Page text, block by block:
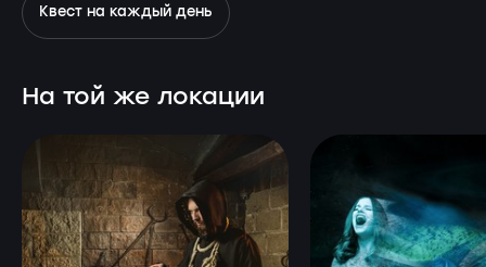
Квест на каждый день
На той же локации